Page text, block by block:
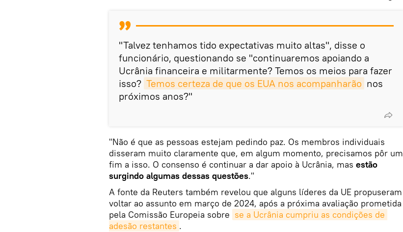
"Talvez tenhamos tido expectativas muito altas", disse o
funcionário, questionando se "continuaremos apoiando a
Ucrânia financeira e militarmente? Temos os meios para fazer
isso? Temos certeza de que os EUA nos acompanharão nos
próximos anos?"
"Não é que as pessoas estejam pedindo paz. Os membros individuais
disseram muito claramente que, em algum momento, precisamos pôr um
fim a isso. O consenso é continuar a dar apoio à Ucrânia, mas estão
surgindo algumas dessas questões."
A fonte da Reuters também revelou que alguns líderes da UE propuseram
voltar ao assunto em março de 2024, após a próxima avaliação prometida
pela Comissão Europeia sobre se a Ucrânia cumpriu as condições de
adesão restantes .